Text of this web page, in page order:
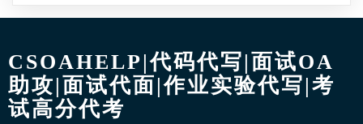
CSOAHELP|代码代写|面试OA
助攻|面试代面|作业实验代写|考
试高分代考